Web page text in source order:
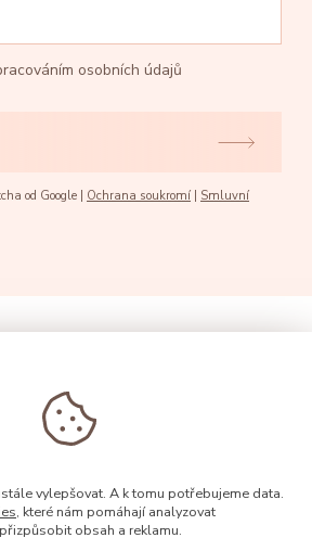
osobních údajů
od Google | Ochrana soukromí
Smluvní
vylepšovat. A k tomu potřebujeme data.
, které nám pomáhají analyzovat
obsah a reklamu.